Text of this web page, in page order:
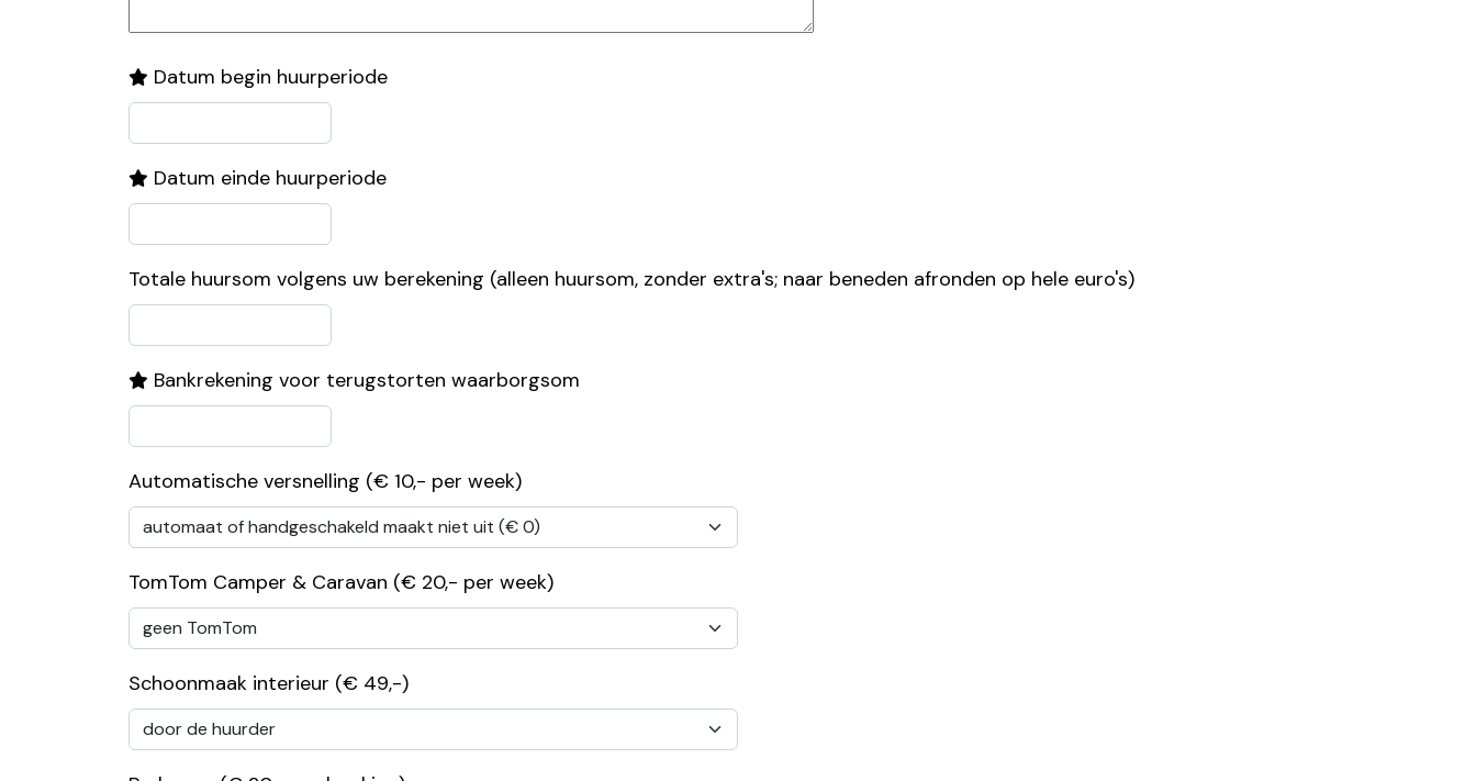
Datum begin huurperiode
Datum einde huurperiode
Totale huursom volgens uw berekening (alleen huursom, zonder extra's; naar beneden afronden op hele euro's)
Bankrekening voor terugstorten waarborgsom
Automatische versnelling (€ 10,- per week)
TomTom Camper & Caravan (€ 20,- per week)
Schoonmaak interieur (€ 49,-)